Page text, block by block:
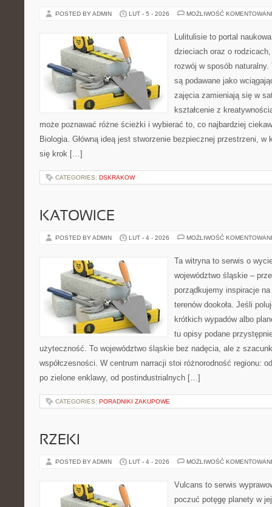
POSTED BY ADMIN LUT - 5 - 2026 MOŻLIWOŚĆ
Lulitulisie to portal
dzieciach oraz o
rozwój w sposób
są podawane jako
zajęcia zamieniają się w
kształcenie z
może poznawać różne ścieżki i wybierać to, co najbardziej
Biologia. Główną ideą jest stworzenie bezpiecznej przestrzeni, w
się krok […]
CATEGORIES: DSKRAKOW
KATOWICE
POSTED BY ADMIN LUT - 4 - 2026 MOŻLIWOŚĆ
Ta witryna to serwis o
województwo śląskie –
porządkujemy inspiracje
terenów dookoła. Jeśli
krótkich wypadów albo
tu opisy podane
użyteczność. To województwo śląskie bez nadęcia, ale z
współczesności. W centrum narracji stoi różnorodność regionu:
po zielone enklawy, od postindustrialnych […]
CATEGORIES: PORADNIKI ZAKUPOWE
RZEKI
POSTED BY ADMIN LUT - 4 - 2026 MOŻLIWOŚĆ
Vulcans to serwis
poczuć potęgę planety w